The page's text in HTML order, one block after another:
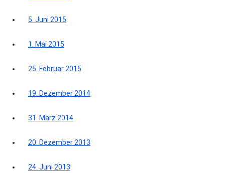
5. Juni 2015
1. Mai 2015
25. Februar 2015
19. Dezember 2014
31. März 2014
20. Dezember 2013
24. Juni 2013